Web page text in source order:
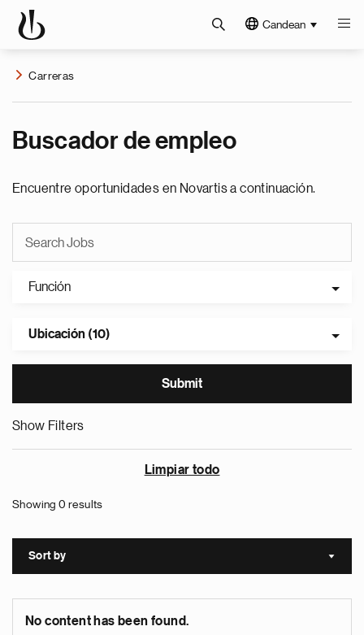
Candean
Carreras
Buscador de empleo
Encuentre oportunidades en Novartis a continuación.
Función
Ubicación (10)
Show Filters
Limpiar todo
Showing 0 results
Sort by Sort
No content has been found.